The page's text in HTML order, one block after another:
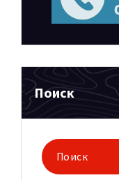
Поиск
Поиск
для: